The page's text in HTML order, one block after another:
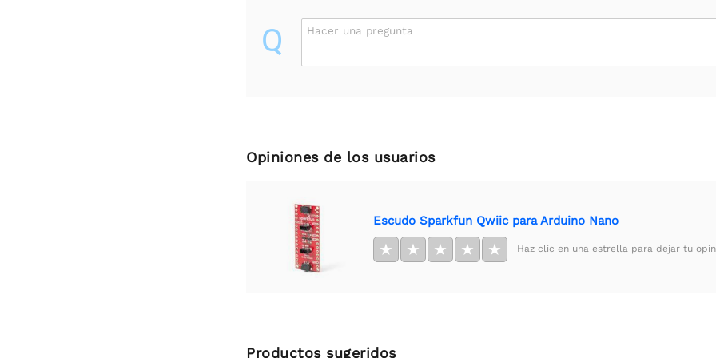
Q Hacer una pregunta
Opiniones de los usuarios
Escudo Sparkfun Qwiic para Arduino Nano
★ ★ ★ ★ ★ Haz clic en una estrella para dejar tu
Productos sugeridos